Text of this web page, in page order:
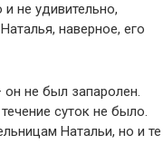
не удивительно,
наверное, его
он не был запаролен.
суток не было.
Натальи, но и те